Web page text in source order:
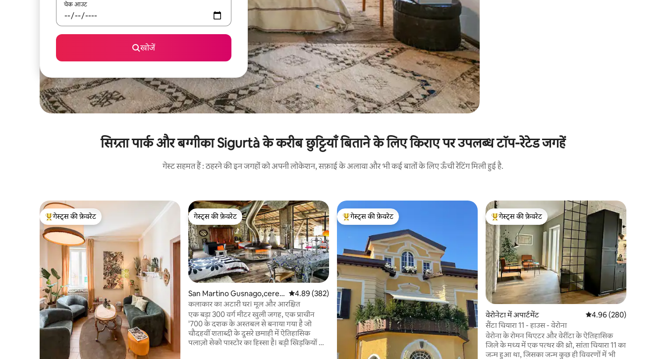
चेक आउट
खोजें
सिग्र्ता पार्क और बग्गीका Sigurtà के करीब छुट्टियाँ बिताने के लिए किराए पर उपलब्ध टॉप-रेटेड जगहें
गेस्ट सहमत हैं : ठहरने की इन जगहों को अपनी लोकेशन, सफ़ाई के अलावा और भी कई बातों के लिए ऊँची रेटिंग मिली हुई है.
गेस्ट्स का टॉप फ़ेवरेट
गेस्ट्स की फ़ेवरेट
गेस्ट्स की फ़ेवरेट
गेस्ट्स की फ़ेवरेट
San Martino Gusnago,ceres
ara (Mn) में कॉटेज
औसत रेटिंग 5 में से 4.89, 382 समीक्षाएँ
4.89 (382)
कलाकार का अटारी घर। मूल और आरक्षित
एक बड़ा 300 वर्ग मीटर खुली जगह, एक प्राचीन
'700 के दशक के अस्तबल से बनाया गया है जो
चौदहवीं शताब्दी के दूसरे छमाही में ऐतिहासिक
पलाज़ो सेको पास्टोर का हिस्सा है। बड़ी खिड़कियों के
गेस्ट्स का टॉप फ़ेवरेट
गेस्ट्स की फ़ेवरेट
गेस्ट्स का टॉप फ़ेवरेट
गेस्ट्स की फ़ेवरेट
वेरोनेटा में अपार्टमेंट औसत रेटिंग 5 में से 4.96,
4.96 (280)
सैंटा चियारा 11 - हाउस - वेरोना
वेरोना के रोमन थिएटर और वेरींटा के ऐतिहासिक
जिले के मध्य में एक पत्थर की थ्रो, सांता चियारा 11 का
जन्म हुआ था, जिसका जन्म कुछ ही विवरणों में भी